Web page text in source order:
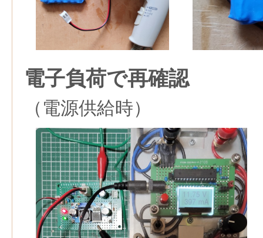
電子負荷で再確認
（電源供給時）